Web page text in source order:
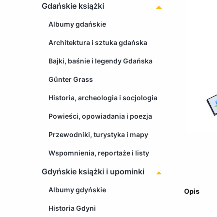
Gdańskie książki
Albumy gdańskie
Architektura i sztuka gdańska
Bajki, baśnie i legendy Gdańska
Günter Grass
Historia, archeologia i socjologia
Powieści, opowiadania i poezja
Przewodniki, turystyka i mapy
Wspomnienia, reportaże i listy
Gdyńskie książki i upominki
Albumy gdyńskie
Historia Gdyni
Opis